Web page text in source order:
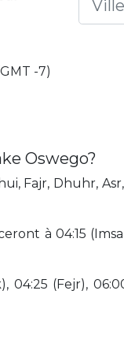
-7)
Oswego?
Fajr, Dhuhr,
à 04:15
(Fejr),